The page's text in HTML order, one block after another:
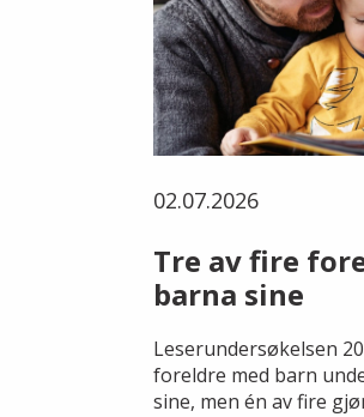
02.07.2026
Tre av fire
barna sine
Leserundersøkelsen
foreldre med barn
sine, men én av fire